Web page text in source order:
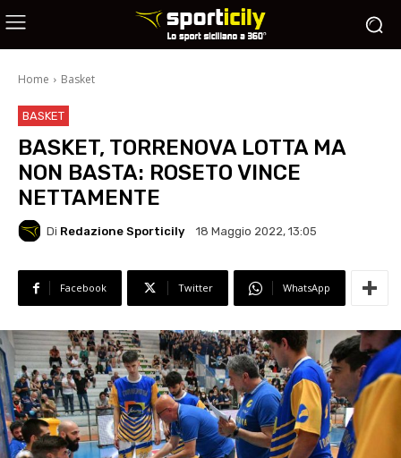
Home Basket
BASKET
BASKET, TORRENOVA LOTTA MA
NON BASTA: ROSETO VINCE
NETTAMENTE
Di Redazione Sporticily 18 Maggio 2022, 13:05
Facebook Twitter WhatsApp